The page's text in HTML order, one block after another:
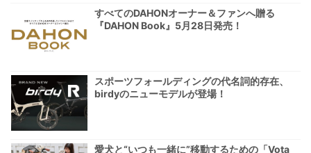
すべてのDAHONオーナー＆ファンへ贈る
『DAHON Book』5月28日発売！
スポーツフォールディングの代名詞的存在、
birdyのニューモデルが登場！
愛犬と“いつも一緒に”移動するための「Vota